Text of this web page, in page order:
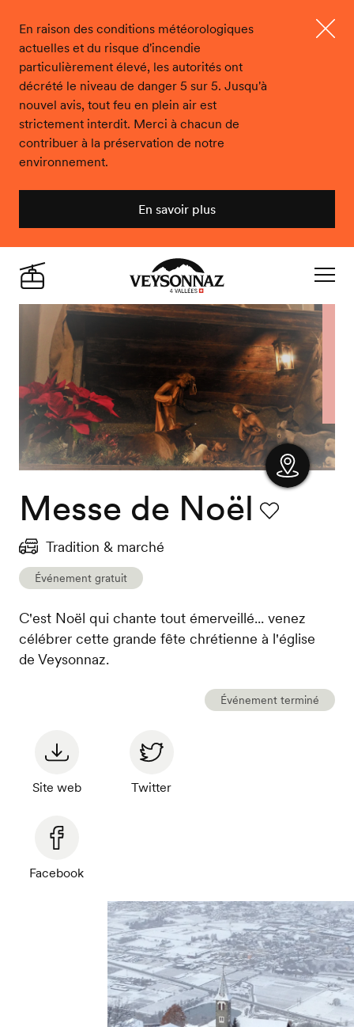
En raison des conditions météorologiques
actuelles et du risque d'incendie
particulièrement élevé, les autorités ont
décrété le niveau de danger 5 sur 5. Jusqu'à
nouvel avis, tout feu en plein air est
strictement interdit. Merci à chacun de
contribuer à la préservation de notre
environnement.
En savoir plus
Veysonnaz
Live
Afficher
Messe de Noël
Tradition & marché
Événement gratuit
C'est Noël qui chante tout émerveillé... venez
célébrer cette grande fête chrétienne à l'église
de Veysonnaz.
Événement terminé
Site web Twitter
Facebook